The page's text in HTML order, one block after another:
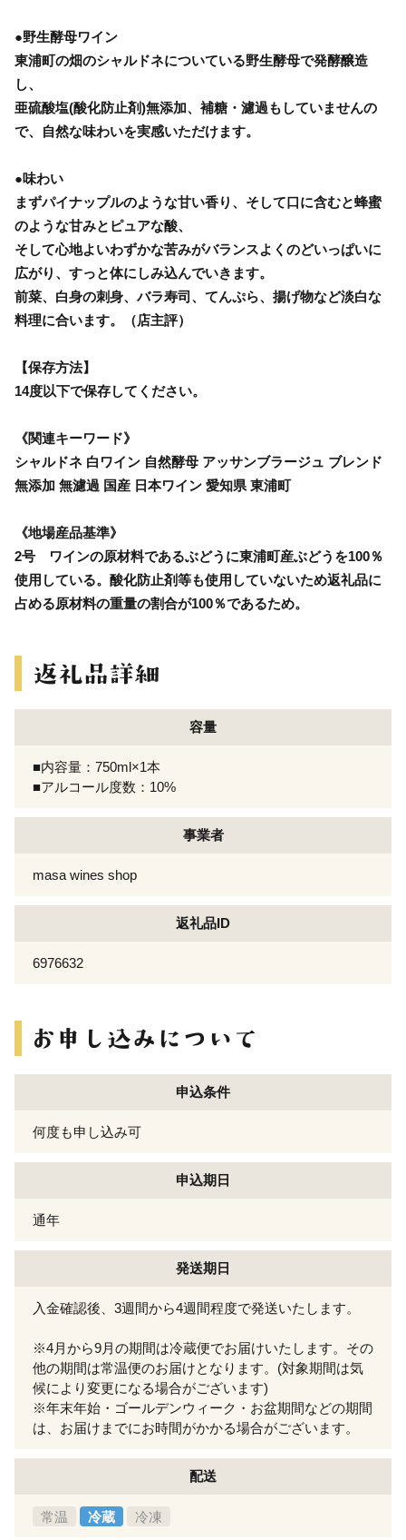
●野生酵母ワイン
東浦町の畑のシャルドネについている野生酵母で発酵醸造
し、
亜硫酸塩(酸化防止剤)無添加、補糖・濾過もしていませんの
で、自然な味わいを実感いただけます。
●味わい
まずパイナップルのような甘い香り、そして口に含むと蜂蜜
のような甘みとピュアな酸、
そして心地よいわずかな苦みがバランスよくのどいっぱいに
広がり、すっと体にしみ込んでいきます。
前菜、白身の刺身、バラ寿司、てんぷら、揚げ物など淡白な
料理に合います。（店主評）
【保存方法】
14度以下で保存してください。
《関連キーワード》
シャルドネ 白ワイン 自然酵母 アッサンブラージュ ブレンド
無添加 無濾過 国産 日本ワイン 愛知県 東浦町
《地場産品基準》
2号 ワインの原材料であるぶどうに東浦町産ぶどうを100％
使用している。酸化防止剤等も使用していないため返礼品に
占める原材料の重量の割合が100％であるため。
容量
■内容量：750ml×1本
■アルコール度数：10%
事業者
masa wines shop
返礼品ID
6976632
申込条件
何度も申し込み可
申込期日
通年
発送期日
入金確認後、3週間から4週間程度で発送いたします。
※4月から9月の期間は冷蔵便でお届けいたします。その
他の期間は常温便のお届けとなります。(対象期間は気
候により変更になる場合がございます)
※年末年始・ゴールデンウィーク・お盆期間などの期間
は、お届けまでにお時間がかかる場合がございます。
配送
常温 冷蔵 冷凍